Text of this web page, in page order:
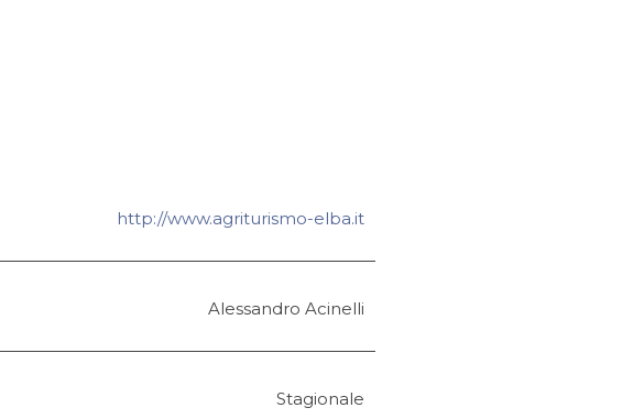
http://www.agriturismo-elba.it
Alessandro Acinelli
Stagionale